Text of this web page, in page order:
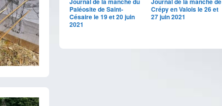
Paléosite de Saint-
Césaire le 19 et 20 juin
2021
Crépy en Valois le 26 et
27 juin 2021